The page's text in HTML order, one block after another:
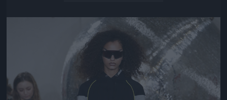
Jön még kép!